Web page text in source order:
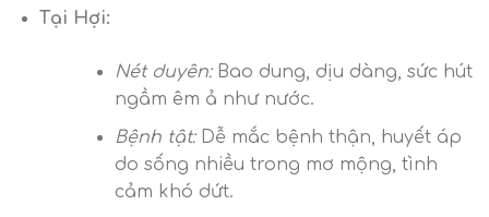
Tại Hợi:
Nét duyên:Bao dung, dịu dàng, sức hút
ngầm êm ả như nước.
Bệnh tật:Dễ mắc bệnh thận, huyết áp
do sống nhiều trong mơ mộng, tình
cảm khó dứt.